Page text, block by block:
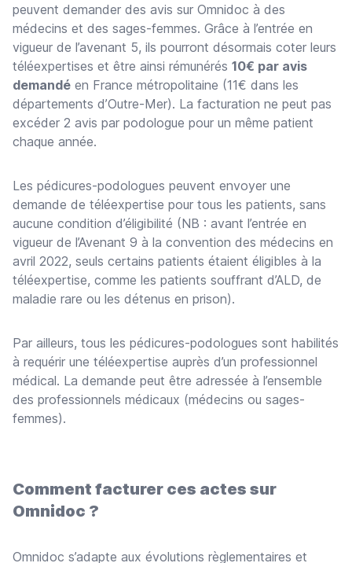
peuvent demander des avis sur Omnidoc à des
médecins et des sages-femmes. Grâce à l’entrée en
vigueur de l’avenant 5, ils pourront désormais coter leurs
téléexpertises et être ainsi rémunérés 10€ par avis
demandé en France métropolitaine (11€ dans les
départements d’Outre-Mer). La facturation ne peut pas
excéder 2 avis par podologue pour un même patient
chaque année.
Les pédicures-podologues peuvent envoyer une
demande de téléexpertise pour tous les patients, sans
aucune condition d’éligibilité (NB : avant l’entrée en
vigueur de l’Avenant 9 à la convention des médecins en
avril 2022, seuls certains patients étaient éligibles à la
téléexpertise, comme les patients souffrant d’ALD, de
maladie rare ou les détenus en prison).
Par ailleurs, tous les pédicures-podologues sont habilités
à requérir une téléexpertise auprès d’un professionnel
médical. La demande peut être adressée à l’ensemble
des professionnels médicaux (médecins ou sages-
femmes).
Comment facturer ces actes sur
Omnidoc ?
Omnidoc s’adapte aux évolutions règlementaires et